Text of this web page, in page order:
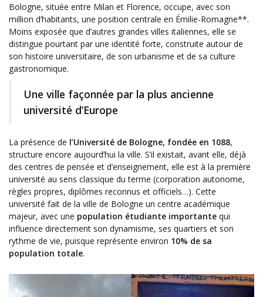
Bologne, située entre Milan et Florence, occupe, avec son
million d’habitants, une position centrale en Émilie-Romagne**.
Moins exposée que d’autres grandes villes italiennes, elle se
distingue pourtant par une identité forte, construite autour de
son histoire universitaire, de son urbanisme et de sa culture
gastronomique.
Une ville façonnée par la plus ancienne
université d’Europe
La présence de l’Université de Bologne, fondée en 1088,
structure encore aujourd’hui la ville. S’il existait, avant elle, déjà
des centres de pensée et d’enseignement, elle est à la première
université au sens classique du terme (corporation autonome,
règles propres, diplômes reconnus et officiels…). Cette
université fait de la ville de Bologne un centre académique
majeur, avec une population étudiante importante qui
influence directement son dynamisme, ses quartiers et son
rythme de vie, puisque représente environ 10% de sa
population totale.